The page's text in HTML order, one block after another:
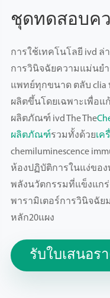
ชุดทดสอบค
การใช้เทคโนโลยี ivd ล่
การวินิจฉัยความแม่นย
แพทย์ทุกขนาด ตลับ
ผลิตขึ้นโดยเฉพาะเพื่อ
ผลิตภัณฑ์ ivd The The
ผลิตภัณฑ์รวมทั้งด้วยเค
chemiluminescence
ห้องปฏิบัติการในแง่ขอ
พลังนวัตกรรมที่แข็งแกร่
พารามิเตอร์การวินิจฉัย
หลัก20แผง
รับใบเสนอร